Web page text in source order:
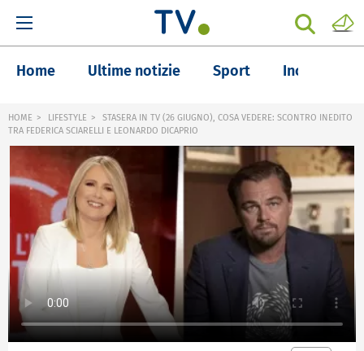
Home Ultime notizie Sport Inchieste
HOME LIFESTYLE
STASERA IN TV (26 GIUGNO), COSA VEDERE: SCONTRO INEDITO
TRA FEDERICA SCIARELLI E LEONARDO DICAPRIO